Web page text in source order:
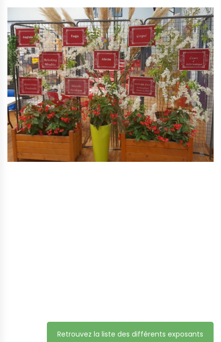
Retrouvez la liste des différents exposants